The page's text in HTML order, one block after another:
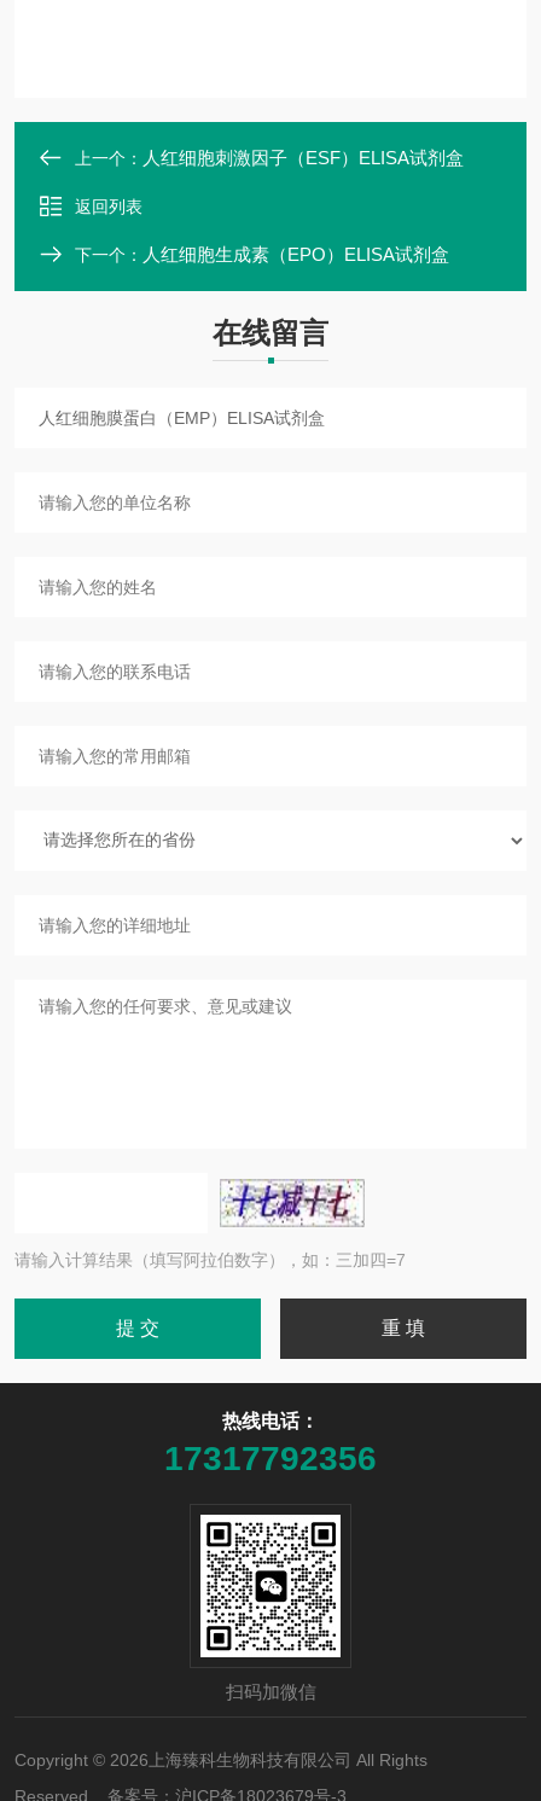
上一个： 人红细胞刺激因子（ESF）ELISA试剂盒
返回列表
下一个： 人红细胞生成素（EPO）ELISA试剂盒
在线留言
请输入计算结果（填写阿拉伯数字），如：三加四=7
热线电话：
17317792356
扫码加微信
Copyright © 2026上海臻科生物科技有限公司 All Rights
Reserved 备案号： 沪ICP备18023679号-3